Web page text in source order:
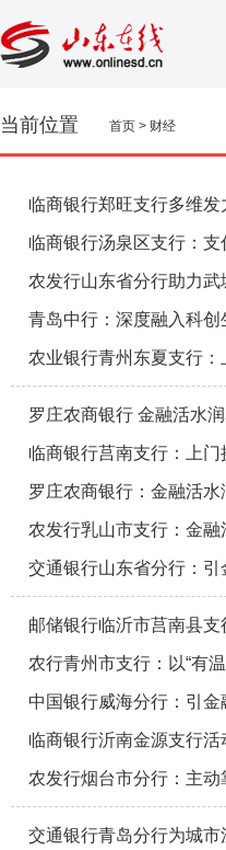
当前位置 首页 > 财经
临商银行郑旺支行多维发
临商银行汤泉区支行：
农发行山东省分行助力
青岛中行：深度融入科
农业银行青州东夏支行
罗庄农商银行 金融活水
临商银行莒南支行：上
罗庄农商银行：金融活水
农发行乳山市支行：金
交通银行山东省分行：
邮储银行临沂市莒南县支
农行青州市支行：以“有
中国银行威海分行：引金
临商银行沂南金源支行活
农发行烟台市分行：主
交通银行青岛分行为城市